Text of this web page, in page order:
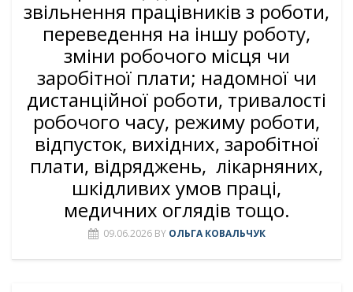
звільнення працівників з роботи,
переведення на іншу роботу,
зміни робочого місця чи
заробітної плати; надомної чи
дистанційної роботи, тривалості
робочого часу, режиму роботи,
відпусток, вихідних, заробітної
плати, відряджень, лікарняних,
шкідливих умов праці,
медичних оглядів тощо.
09.06.2026 BY ОЛЬГА КОВАЛЬЧУК